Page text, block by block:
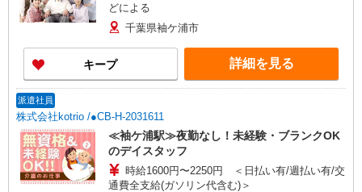
どによる
千葉県袖ケ浦市
キープ 詳細を見る
派遣社員
株式会社kotrio /●CB-H-2031611
≪袖ケ浦駅≫夜勤なし！未経験・ブランクOK
のデイスタッフ
時給1600円〜2250円 ＜日払い有/週払い有/交
通費全支給(ガソリン代含む)＞